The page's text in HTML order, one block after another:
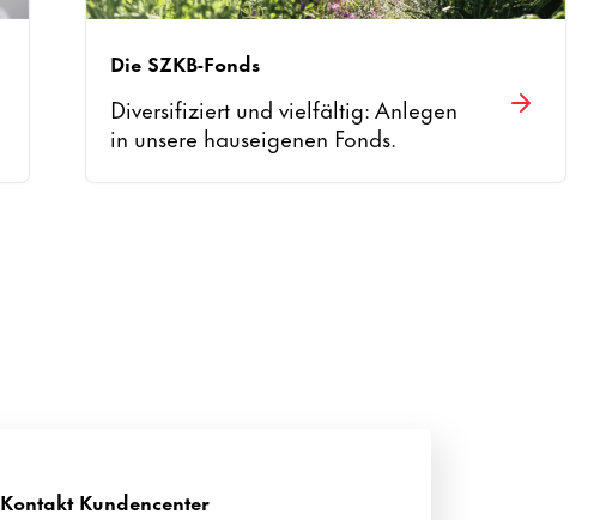
Die SZKB-Fonds
Diversifiziert und vielfältig: Anlegen
in unsere hauseigenen Fonds.
Kontakt Kundencenter